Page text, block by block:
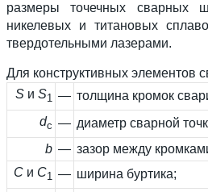
размеры точечных сварных
никелевых и титановых
твердотельными лазерами.
Для конструктивных элементов
S и S1 — толщина кромок
dc — диаметр сварной
b — зазор между
C и C1 — ширина буртика;